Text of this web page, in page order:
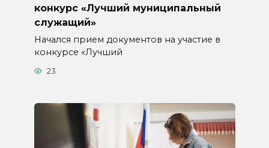
конкурс «Лучший муниципальный
служащий»
Начался прием документов на участие в
конкурсе «Лучший
23